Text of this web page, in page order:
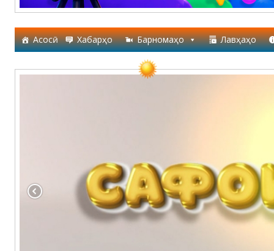
Асосӣ Хабарҳо Барномаҳо Лавҳаҳо